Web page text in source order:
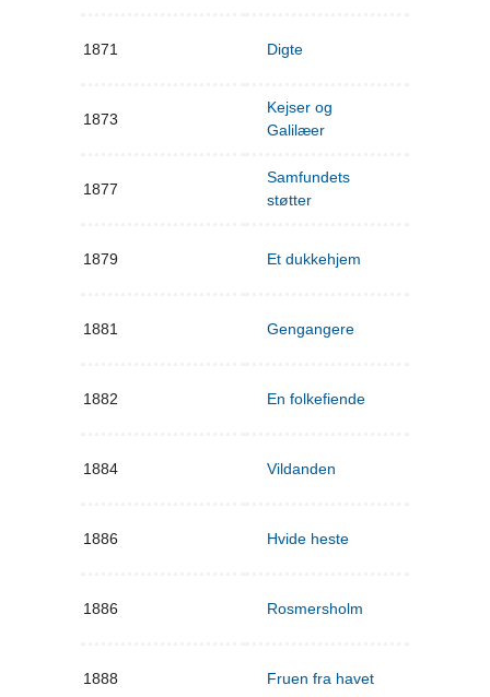
1871 Digte
1873
Kejser og
Galilæer
1877
Samfundets
støtter
1879 Et dukkehjem
1881 Gengangere
1882 En folkefiende
1884 Vildanden
1886 Hvide heste
1886 Rosmersholm
1888 Fruen fra havet